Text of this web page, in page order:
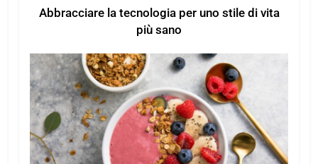
Abbracciare la tecnologia per uno stile di vita
più sano